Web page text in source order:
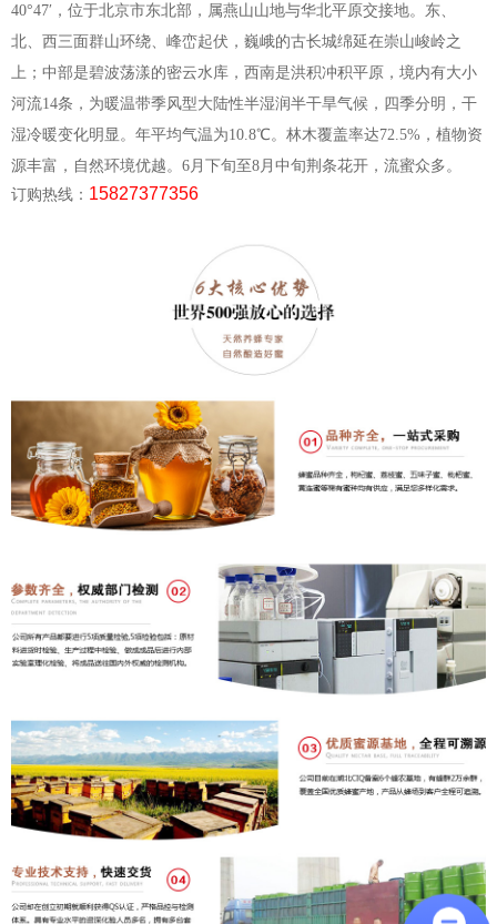
40°47′，位于北京市东北部，属燕山山地与华北平原交接地。东、
北、西三面群山环绕、峰峦起伏，巍峨的古长城绵延在崇山峻岭之
上；中部是碧波荡漾的密云水库，西南是洪积冲积平原，境内有大小
河流14条，为暖温带季风型大陆性半湿润半干旱气候，四季分明，干
湿冷暖变化明显。年平均气温为10.8℃。林木覆盖率达72.5%，植物资
源丰富，自然环境优越。6月下旬至8月中旬荆条花开，流蜜众多。
订购热线： 15827377356